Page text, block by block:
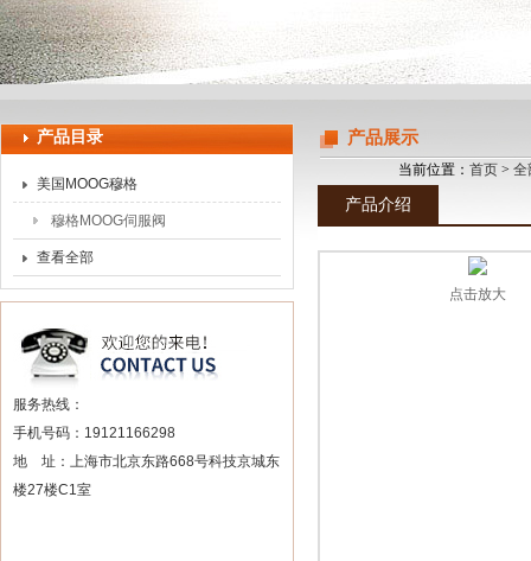
上海申思特自动化设备有限公司
产品目录
美国MOOG穆格
穆格MOOG伺服阀
查看全部
服务热线：
手机号码：19121166298
地 址：上海市北京东路668号科技京城东
楼27楼C1室
产品展示
当前位置： 首页 > 全
产品介绍
点击放大